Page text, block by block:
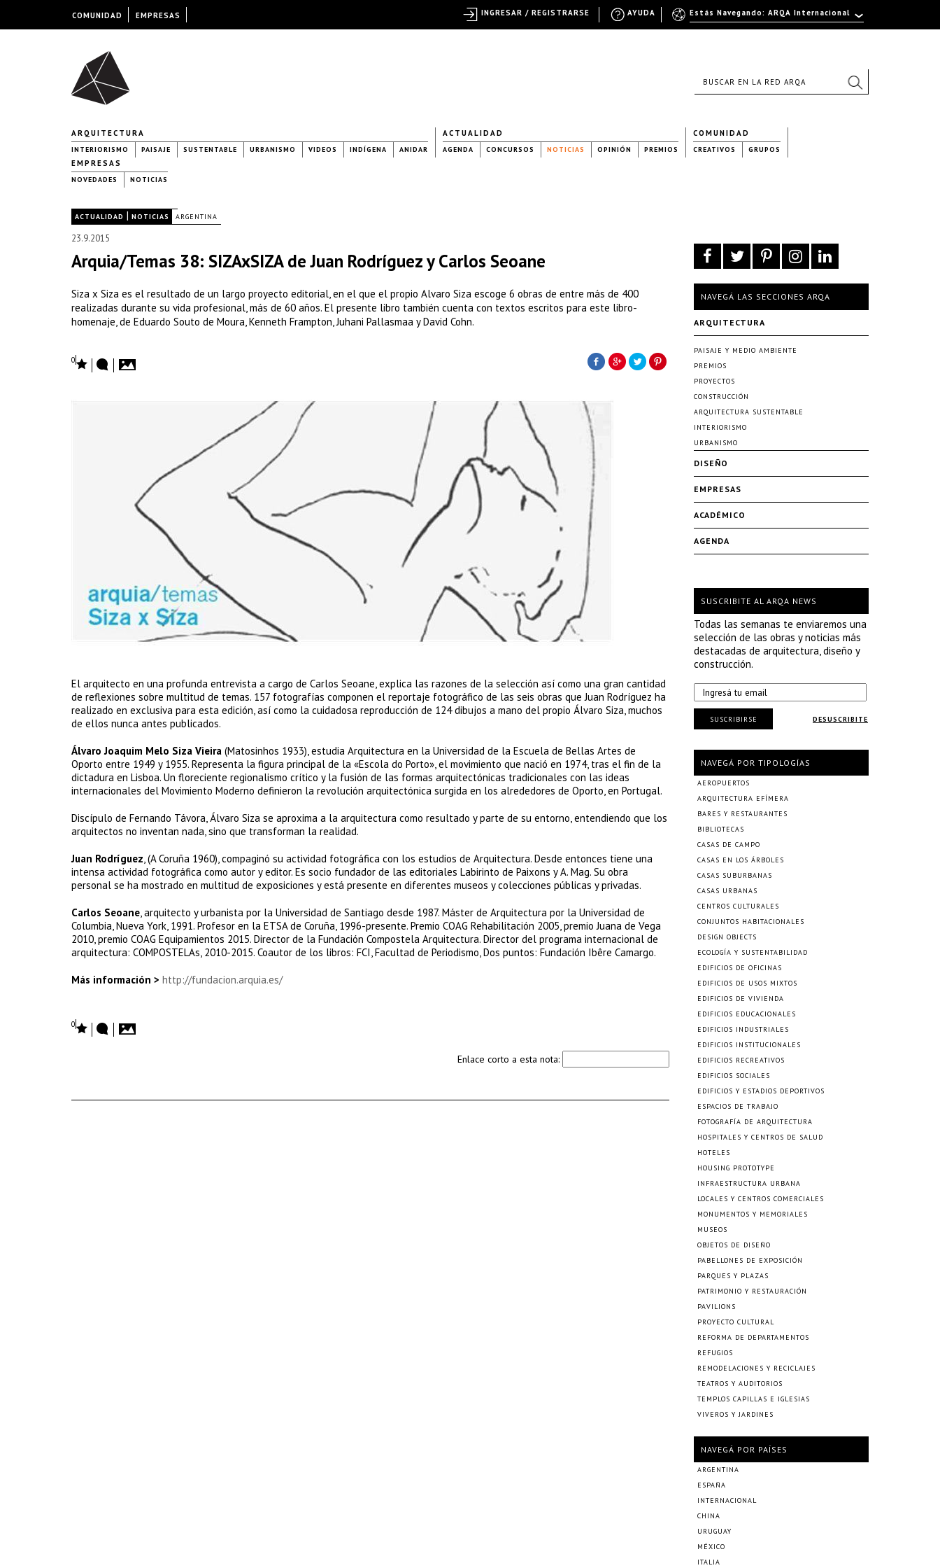
ARQUITECTURA
INTERIORISMO PAISAJE SUSTENTABLE URBANISMO VIDEOS INDÍGENA ANIDAR
ACTUALIDAD
AGENDA CONCURSOS NOTICIAS OPINIÓN PREMIOS
COMUNIDAD
CREATIVOS GRUPOS
EMPRESAS
NOVEDADES NOTICIAS
ACTUALIDAD | NOTICIAS ARGENTINA
23.9.2015
Arquia/Temas 38: SIZAxSIZA de Juan Rodríguez y Carlos Seoane
Siza x Siza es el resultado de un largo proyecto editorial, en el que el propio Alvaro Siza escoge 6 obras de entre más de 400
realizadas durante su vida profesional, más de 60 años. El presente libro también cuenta con textos escritos para este libro-
homenaje, de Eduardo Souto de Moura, Kenneth Frampton, Juhani Pallasmaa y David Cohn.
0
El arquitecto en una profunda entrevista a cargo de Carlos Seoane, explica las razones de la selección así como una gran cantidad
de reflexiones sobre multitud de temas. 157 fotografías componen el reportaje fotográfico de las seis obras que Juan Rodríguez ha
realizado en exclusiva para esta edición, así como la cuidadosa reproducción de 124 dibujos a mano del propio Álvaro Siza, muchos
de ellos nunca antes publicados.
Álvaro Joaquim Melo Siza Vieira (Matosinhos 1933), estudia Arquitectura en la Universidad de la Escuela de Bellas Artes de
Oporto entre 1949 y 1955. Representa la figura principal de la «Escola do Porto», el movimiento que nació en 1974, tras el fin de la
dictadura en Lisboa. Un floreciente regionalismo crítico y la fusión de las formas arquitectónicas tradicionales con las ideas
internacionales del Movimiento Moderno definieron la revolución arquitectónica surgida en los alrededores de Oporto, en Portugal.
Discípulo de Fernando Távora, Álvaro Siza se aproxima a la arquitectura como resultado y parte de su entorno, entendiendo que los
arquitectos no inventan nada, sino que transforman la realidad.
Juan Rodríguez, (A Coruña 1960), compaginó su actividad fotográfica con los estudios de Arquitectura. Desde entonces tiene una
intensa actividad fotográfica como autor y editor. Es socio fundador de las editoriales Labirinto de Paixons y A. Mag. Su obra
personal se ha mostrado en multitud de exposiciones y está presente en diferentes museos y colecciones públicas y privadas.
Carlos Seoane, arquitecto y urbanista por la Universidad de Santiago desde 1987. Máster de Arquitectura por la Universidad de
Columbia, Nueva York, 1991. Profesor en la ETSA de Coruña, 1996-presente. Premio COAG Rehabilitación 2005, premio Juana de Vega
2010, premio COAG Equipamientos 2015. Director de la Fundación Compostela Arquitectura. Director del programa internacional de
arquitectura: COMPOSTELAs, 2010-2015. Coautor de los libros: FCI, Facultad de Periodismo, Dos puntos: Fundación Ibêre Camargo.
Más información > http://fundacion.arquia.es/
0
Enlace corto a esta nota:
NAVEGÁ LAS SECCIONES ARQA
ARQUITECTURA
PAISAJE Y MEDIO AMBIENTE
PREMIOS
PROYECTOS
CONSTRUCCIÓN
ARQUITECTURA SUSTENTABLE
INTERIORISMO
URBANISMO
DISEÑO
EMPRESAS
ACADÉMICO
AGENDA
SUSCRIBITE AL ARQA NEWS
Todas las semanas te enviaremos una
selección de las obras y noticias más
destacadas de arquitectura, diseño y
construcción.
DESUSCRIBITE
SUSCRIBIRSE
NAVEGÁ POR TIPOLOGÍAS
AEROPUERTOS
ARQUITECTURA EFÍMERA
BARES Y RESTAURANTES
BIBLIOTECAS
CASAS DE CAMPO
CASAS EN LOS ÁRBOLES
CASAS SUBURBANAS
CASAS URBANAS
CENTROS CULTURALES
CONJUNTOS HABITACIONALES
DESIGN OBJECTS
ECOLOGÍA Y SUSTENTABILIDAD
EDIFICIOS DE OFICINAS
EDIFICIOS DE USOS MIXTOS
EDIFICIOS DE VIVIENDA
EDIFICIOS EDUCACIONALES
EDIFICIOS INDUSTRIALES
EDIFICIOS INSTITUCIONALES
EDIFICIOS RECREATIVOS
EDIFICIOS SOCIALES
EDIFICIOS Y ESTADIOS DEPORTIVOS
ESPACIOS DE TRABAJO
FOTOGRAFÍA DE ARQUITECTURA
HOSPITALES Y CENTROS DE SALUD
HOTELES
HOUSING PROTOTYPE
INFRAESTRUCTURA URBANA
LOCALES Y CENTROS COMERCIALES
MONUMENTOS Y MEMORIALES
MUSEOS
OBJETOS DE DISEÑO
PABELLONES DE EXPOSICIÓN
PARQUES Y PLAZAS
PATRIMONIO Y RESTAURACIÓN
PAVILIONS
PROYECTO CULTURAL
REFORMA DE DEPARTAMENTOS
REFUGIOS
REMODELACIONES Y RECICLAJES
TEATROS Y AUDITORIOS
TEMPLOS CAPILLAS E IGLESIAS
VIVEROS Y JARDINES
NAVEGÁ POR PAÍSES
ARGENTINA
ESPAÑA
INTERNACIONAL
CHINA
URUGUAY
MÉXICO
ITALIA
COMUNIDAD EMPRESAS Estás Navegando: ARQA Internacional
AYUDA
INGRESAR / REGISTRARSE